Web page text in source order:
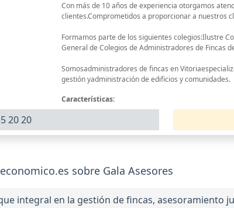
Con más de 10 años de experiencia otorgamos
clientes.Comprometidos a proporcionar a nuestros
Formamos parte de los siguientes colegios:Ilustre
General de Colegios de Administradores de Fincas
Somosadministradores de fincas en
gestión yadministración de edificios y comunidades.
Características:
20 20
sobre Gala Asesores
integral en la gestión de fincas,